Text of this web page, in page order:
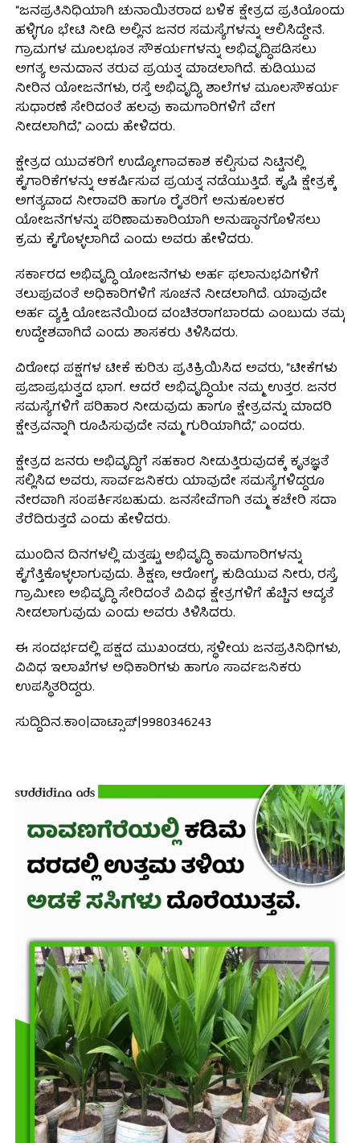
“ಜನಪ್ರತಿನಿಧಿಯಾಗಿ ಚುನಾಯಿತರಾದ ಬಳಿಕ ಕ್ಷೇತ್ರದ ಪ್ರತಿಯೊಂದು
ಹಳ್ಳಿಗೂ ಭೇಟಿ ನೀಡಿ ಅಲ್ಲಿನ ಜನರ ಸಮಸ್ಯೆಗಳನ್ನು ಆಲಿಸಿದ್ದೇನೆ.
ಗ್ರಾಮಗಳ ಮೂಲಭೂತ ಸೌಕರ್ಯಗಳನ್ನು ಅಭಿವೃದ್ಧಿಪಡಿಸಲು
ಅಗತ್ಯ ಅನುದಾನ ತರುವ ಪ್ರಯತ್ನ ಮಾಡಲಾಗಿದೆ. ಕುಡಿಯುವ
ನೀರಿನ ಯೋಜನೆಗಳು, ರಸ್ತೆ ಅಭಿವೃದ್ಧಿ, ಶಾಲೆಗಳ ಮೂಲಸೌಕರ್ಯ
ಸುಧಾರಣೆ ಸೇರಿದಂತೆ ಹಲವು ಕಾಮಗಾರಿಗಳಿಗೆ ವೇಗ
ನೀಡಲಾಗಿದೆ,” ಎಂದು ಹೇಳಿದರು.
ಕ್ಷೇತ್ರದ ಯುವಕರಿಗೆ ಉದ್ಯೋಗಾವಕಾಶ ಕಲ್ಪಿಸುವ ನಿಟ್ಟಿನಲ್ಲಿ
ಕೈಗಾರಿಕೆಗಳನ್ನು ಆಕರ್ಷಿಸುವ ಪ್ರಯತ್ನ ನಡೆಯುತ್ತಿದೆ. ಕೃಷಿ ಕ್ಷೇತ್ರಕ್ಕೆ
ಅಗತ್ಯವಾದ ನೀರಾವರಿ ಹಾಗೂ ರೈತರಿಗೆ ಅನುಕೂಲಕರ
ಯೋಜನೆಗಳನ್ನು ಪರಿಣಾಮಕಾರಿಯಾಗಿ ಅನುಷ್ಠಾನಗೊಳಿಸಲು
ಕ್ರಮ ಕೈಗೊಳ್ಳಲಾಗಿದೆ ಎಂದು ಅವರು ಹೇಳಿದರು.
ಸರ್ಕಾರದ ಅಭಿವೃದ್ಧಿ ಯೋಜನೆಗಳು ಅರ್ಹ ಫಲಾನುಭವಿಗಳಿಗೆ
ತಲುಪುವಂತೆ ಅಧಿಕಾರಿಗಳಿಗೆ ಸೂಚನೆ ನೀಡಲಾಗಿದೆ. ಯಾವುದೇ
ಅರ್ಹ ವ್ಯಕ್ತಿ ಯೋಜನೆಯಿಂದ ವಂಚಿತರಾಗಬಾರದು ಎಂಬುದು ತಮ್ಮ
ಉದ್ದೇಶವಾಗಿದೆ ಎಂದು ಶಾಸಕರು ತಿಳಿಸಿದರು.
ವಿರೋಧ ಪಕ್ಷಗಳ ಟೀಕೆ ಕುರಿತು ಪ್ರತಿಕ್ರಿಯಿಸಿದ ಅವರು, “ಟೀಕೆಗಳು
ಪ್ರಜಾಪ್ರಭುತ್ವದ ಭಾಗ. ಆದರೆ ಅಭಿವೃದ್ಧಿಯೇ ನಮ್ಮ ಉತ್ತರ. ಜನರ
ಸಮಸ್ಯೆಗಳಿಗೆ ಪರಿಹಾರ ನೀಡುವುದು ಹಾಗೂ ಕ್ಷೇತ್ರವನ್ನು ಮಾದರಿ
ಕ್ಷೇತ್ರವನ್ನಾಗಿ ರೂಪಿಸುವುದೇ ನಮ್ಮ ಗುರಿಯಾಗಿದೆ,” ಎಂದರು.
ಕ್ಷೇತ್ರದ ಜನರು ಅಭಿವೃದ್ಧಿಗೆ ಸಹಕಾರ ನೀಡುತ್ತಿರುವುದಕ್ಕೆ ಕೃತಜ್ಞತೆ
ಸಲ್ಲಿಸಿದ ಅವರು, ಸಾರ್ವಜನಿಕರು ಯಾವುದೇ ಸಮಸ್ಯೆಗಳಿದ್ದರೂ
ನೇರವಾಗಿ ಸಂಪರ್ಕಿಸಬಹುದು. ಜನಸೇವೆಗಾಗಿ ತಮ್ಮ ಕಚೇರಿ ಸದಾ
ತೆರೆದಿರುತ್ತದೆ ಎಂದು ಹೇಳಿದರು.
ಮುಂದಿನ ದಿನಗಳಲ್ಲಿ ಮತ್ತಷ್ಟು ಅಭಿವೃದ್ಧಿ ಕಾಮಗಾರಿಗಳನ್ನು
ಕೈಗೆತ್ತಿಕೊಳ್ಳಲಾಗುವುದು. ಶಿಕ್ಷಣ, ಆರೋಗ್ಯ, ಕುಡಿಯುವ ನೀರು, ರಸ್ತೆ,
ಗ್ರಾಮೀಣ ಅಭಿವೃದ್ಧಿ ಸೇರಿದಂತೆ ವಿವಿಧ ಕ್ಷೇತ್ರಗಳಿಗೆ ಹೆಚ್ಚಿನ ಆದ್ಯತೆ
ನೀಡಲಾಗುವುದು ಎಂದು ಅವರು ತಿಳಿಸಿದರು.
ಈ ಸಂದರ್ಭದಲ್ಲಿ ಪಕ್ಷದ ಮುಖಂಡರು, ಸ್ಥಳೀಯ ಜನಪ್ರತಿನಿಧಿಗಳು,
ವಿವಿಧ ಇಲಾಖೆಗಳ ಅಧಿಕಾರಿಗಳು ಹಾಗೂ ಸಾರ್ವಜನಿಕರು
ಉಪಸ್ಥಿತರಿದ್ದರು.
ಸುದ್ದಿದಿನ.ಕಾಂ|ವಾಟ್ಸಾಪ್|9980346243